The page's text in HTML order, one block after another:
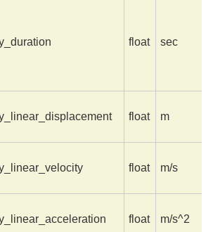
float sec
float m
float m/s
float m/s^2